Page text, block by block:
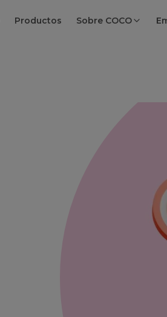
Productos Sobre COCO